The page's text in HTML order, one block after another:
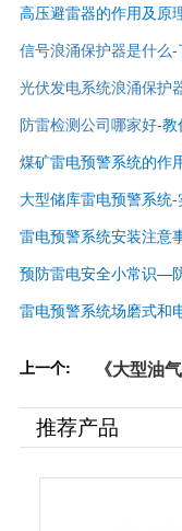
高压避雷器的作用及
信号浪涌保护器是什么-
光伏发电系统浪涌保护
防雷检测公司哪家好-教
煤矿雷电预警系统的作
大型储库雷电预警系统
雷电预警系统安装注意
预防雷电安全小常识—
雷电预警系统场磨式和
上一个:
《大型油
本要求》解
详情查看
造】
推荐产品